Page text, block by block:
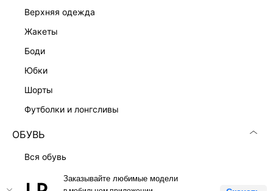
Заказывайте любимые модели
верхняя одежда
жакеты
боди
юбки
шорты
футболки и лонгсливы
ОБУВЬ
вся обувь
КОМПАНИЯ
КЛИЕНТАМ
ЛИЧНЫЙ КАБИНЕТ
LOVE REPUBLIC © 2009 - 2026